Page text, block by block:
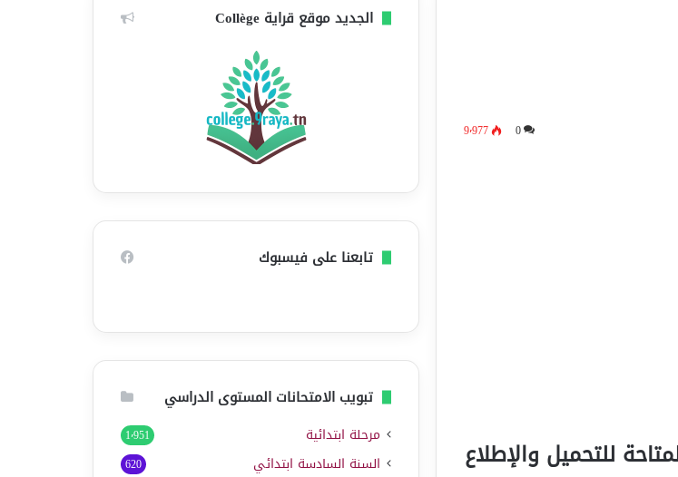
0 9٬977
للتحميل والإطلاع
الجديد موقع قراية Collège
تابعنا على فيسبوك
تبويب الامتحانات المستوى الدراسي
مرحلة ابتدائية 1٬951
السنة السادسة ابتدائي 620